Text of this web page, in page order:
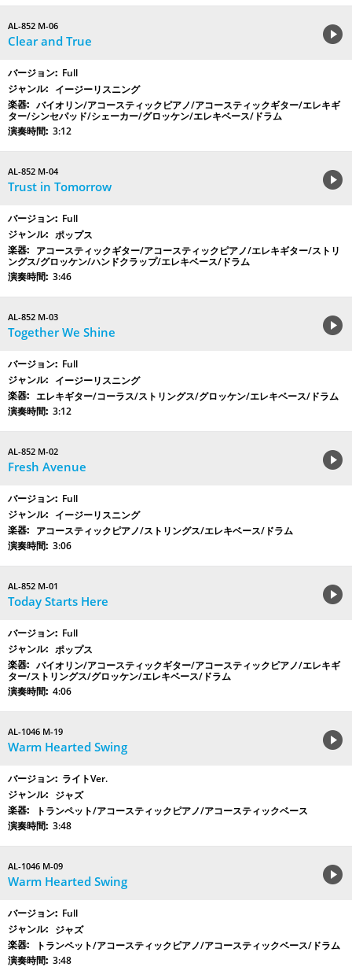
AL-852 M-06
Clear and True
Full
イージーリスニング
バイオリン/アコースティックピアノ/アコースティックギター/エレキギ
ター/シンセパッド/シェーカー/グロッケン/エレキベース/ドラム
3:12
AL-852 M-04
Trust in Tomorrow
Full
ポップス
アコースティックギター/アコースティックピアノ/エレキギター/ストリ
ングス/グロッケン/ハンドクラップ/エレキベース/ドラム
3:46
AL-852 M-03
Together We Shine
Full
イージーリスニング
エレキギター/コーラス/ストリングス/グロッケン/エレキベース/ドラム
3:12
AL-852 M-02
Fresh Avenue
Full
イージーリスニング
アコースティックピアノ/ストリングス/エレキベース/ドラム
3:06
AL-852 M-01
Today Starts Here
Full
ポップス
バイオリン/アコースティックギター/アコースティックピアノ/エレキギ
ター/ストリングス/グロッケン/エレキベース/ドラム
4:06
AL-1046 M-19
Warm Hearted Swing
ライトVer.
ジャズ
トランペット/アコースティックピアノ/アコースティックベース
3:48
AL-1046 M-09
Warm Hearted Swing
Full
ジャズ
トランペット/アコースティックピアノ/アコースティックベース/ドラム
3:48